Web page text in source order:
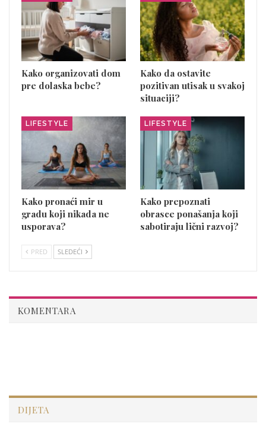
Kako organizovati dom
pre dolaska bebe?
Kako da ostavite
pozitivan utisak u svakoj
situaciji?
LIFESTYLE
Kako pronaći mir u
gradu koji nikada ne
usporava?
LIFESTYLE
Kako prepoznati
obrasce ponašanja koji
sabotiraju lični razvoj?
PRED SLEDEĆI
KOMENTARA
DIJETA